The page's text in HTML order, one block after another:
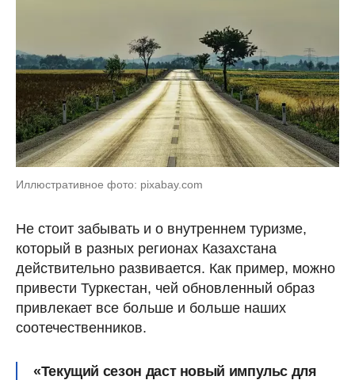
Иллюстративное фото: pixabay.com
Не стоит забывать и о внутреннем туризме,
который в разных регионах Казахстана
действительно развивается. Как пример, можно
привести Туркестан, чей обновленный образ
привлекает все больше и больше наших
соотечественников.
«Текущий сезон даст новый импульс для